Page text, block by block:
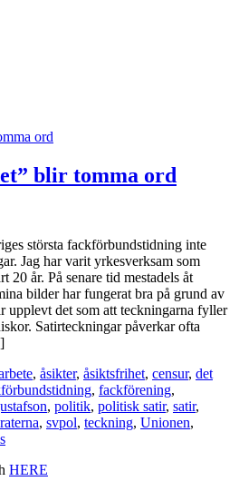
blir tomma ord
största fackförbundstidning inte
Jag har varit yrkesverksam som
20 år. På senare tid mestadels åt
bilder har fungerat bra på grund av
upplevt det som att teckningarna fyller
Satirteckningar påverkar ofta
, åsikter, åsiktsfrihet, censur, det
, fackförening,
, politik, politisk satir, satir,
, svpol, teckning, Unionen,
HERE